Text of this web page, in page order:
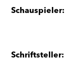
Schauspieler:
Schriftsteller: